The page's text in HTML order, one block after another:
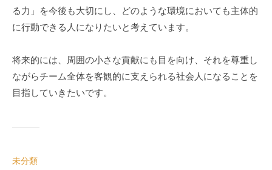
る力」を今後も大切にし、どのような環境においても主体的
に行動できる人になりたいと考えています。
将来的には、周囲の小さな貢献にも目を向け、それを尊重し
ながらチーム全体を客観的に支えられる社会人になることを
目指していきたいです。
未分類